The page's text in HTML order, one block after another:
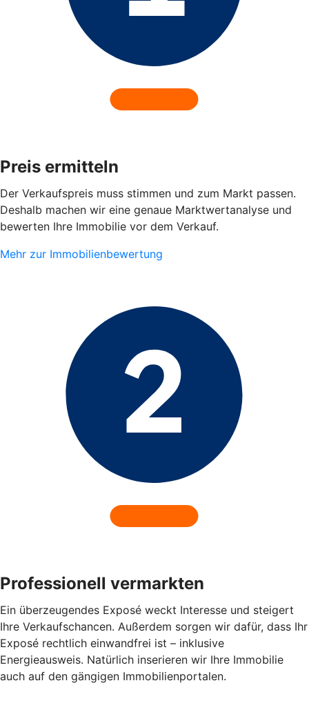
Preis ermitteln
Der Verkaufspreis muss stimmen und zum Markt passen.
Deshalb machen wir eine genaue Marktwertanalyse und
bewerten Ihre Immobilie vor dem Verkauf.
Mehr zur Immobilienbewertung
Professionell vermarkten
Ein überzeugendes Exposé weckt Interesse und steigert
Ihre Verkaufschancen. Außerdem sorgen wir dafür, dass Ihr
Exposé rechtlich einwandfrei ist – inklusive
Energieausweis. Natürlich inserieren wir Ihre Immobilie
auch auf den gängigen Immobilienportalen.